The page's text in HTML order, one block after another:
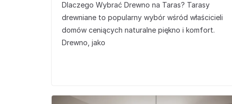
Dlaczego Wybrać Drewno na Taras? Tarasy
drewniane to popularny wybór wśród właścicieli
domów ceniących naturalne piękno i komfort.
Drewno, jako